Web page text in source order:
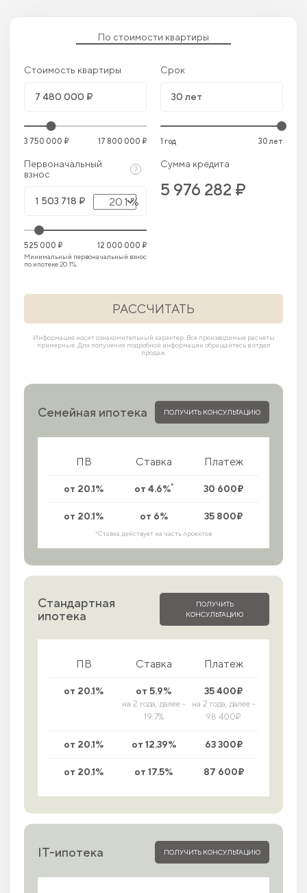
По стоимости квартиры
Стоимость квартиры
3 750 000 ₽ 17 800 000 ₽
Срок
1 год 30 лет
Первоначальный
взнос
20.1 %
525 000 ₽
12 000 000 ₽
Минимальный первоначальный взнос
по ипотеке 20.1%.
Сумма кредита
5 976 282 ₽
РАССЧИТАТЬ
Информация носит ознакомительный характер. Все производимые расчеты
примерные. Для получения подробной информации обращайтесь в отдел
продаж.
Семейная ипотека ПОЛУЧИТЬ КОНСУЛЬТАЦИЮ
ПВ Ставка Платеж
от 20.1% от 4.6%* 30 600₽
от 20.1% от 6% 35 800₽
*Ставка действует на часть проектов
Стандартная
ипотека
ПОЛУЧИТЬ
КОНСУЛЬТАЦИЮ
ПВ Ставка Платеж
от 20.1% от 5.9%
на 2 года, далее -
19.7%
35 400₽
на 2 года, далее -
98 400₽
от 20.1% от 12.39% 63 300₽
от 20.1% от 17.5% 87 600₽
IT-ипотека ПОЛУЧИТЬ КОНСУЛЬТАЦИЮ